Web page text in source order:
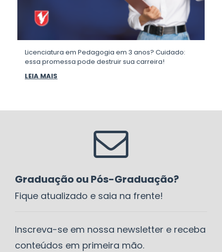
Licenciatura em Pedagogia em 3 anos? Cuidado:
essa promessa pode destruir sua carreira!
LEIA MAIS
Graduação ou Pós-Graduação?
Fique atualizado e saia na frente!
Inscreva-se em nossa newsletter e receba
conteúdos em primeira mão.